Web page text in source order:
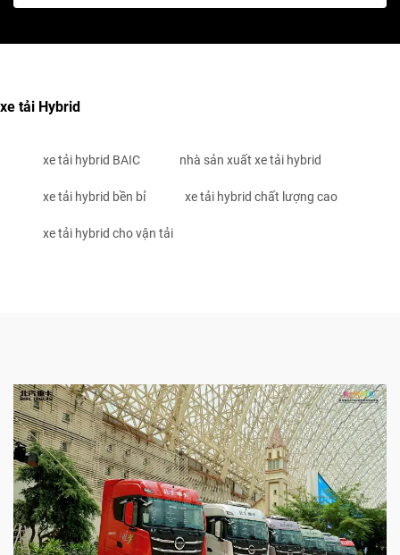
xe tải Hybrid
xe tải hybrid BAIC nhà sản xuất xe tải hybrid
xe tải hybrid bền bỉ xe tải hybrid chất lượng cao
xe tải hybrid cho vận tải